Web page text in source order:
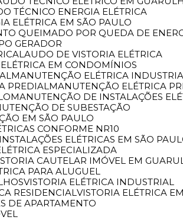
TÉCNICO ENERGIA ELÉTRICA
ELÉTRICA EM SÃO PAULO
QUEIMADO POR QUEDA DE
GERADOR
LAUDO DE VISTORIA ELÉTRICA
ELÉTRICA EM CONDOMÍNIOS
MANUTENÇÃO ELÉTRICA
PREDIAL
MANUTENÇÃO ELÉTRICA
MANUTENÇÃO DE INSTALAÇÕES
DE SUBESTAÇÃO
EM SÃO PAULO
CONFORME NR10
ELÉTRICAS EM SÃO
ESPECIALIZADA
CAUTELAR IMÓVEL EM
PARA ALUGUEL
VISTORIA ELÉTRICA INDUSTRIAL
RESIDENCIAL VISTORIA ELÉTRICA
DE APARTAMENTO